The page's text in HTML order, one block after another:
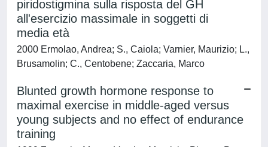
piridostigmina sulla risposta del GH
all'esercizio massimale in soggetti di
media età
2000 Ermolao, Andrea; S., Caiola; Varnier, Maurizio; L.,
Brusamolin; C., Centobene; Zaccaria, Marco
Blunted growth hormone response to
maximal exercise in middle-aged versus
young subjects and no effect of endurance
training